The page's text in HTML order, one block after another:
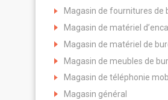
Magasin de fournitures de
Magasin de matériel
Magasin de matériel de
Magasin de meubles de
Magasin de téléphonie
Magasin général